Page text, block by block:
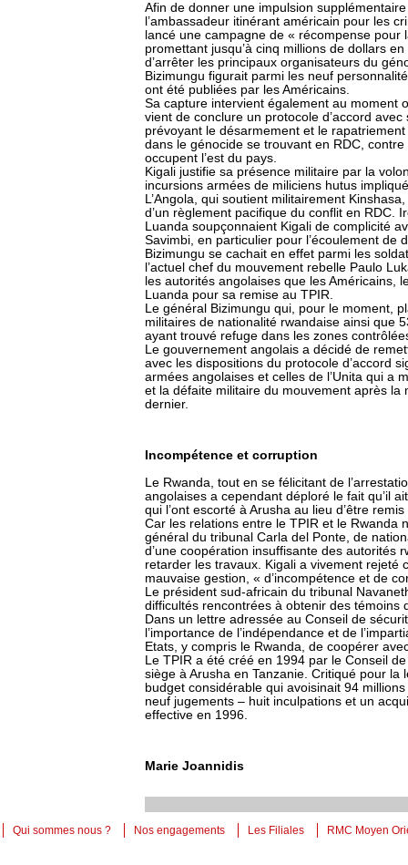
Afin de donner une impulsion
l’ambassadeur itinérant américain pour les
lancé une campagne de « récompense pour
promettant jusqu’à cinq millions de dollars
d’arrêter les principaux organisateurs du
Bizimungu figurait parmi les neuf
ont été publiées par les Américains.
Sa capture intervient également au moment
vient de conclure un protocole d’accord
prévoyant le désarmement et le
dans le génocide se trouvant en RDC,
occupent l’est du pays.
Kigali justifie sa présence militaire par la
incursions armées de miliciens hutus
L’Angola, qui soutient militairement
d’un règlement pacifique du conflit en RDC.
Luanda soupçonnaient Kigali de complicité
Savimbi, en particulier pour l’écoulement de
Bizimungu se cachait en effet parmi les
l’actuel chef du mouvement rebelle Paulo
les autorités angolaises que les Américains,
Luanda pour sa remise au TPIR.
Le général Bizimungu qui, pour le moment,
militaires de nationalité rwandaise ainsi que
ayant trouvé refuge dans les zones
Le gouvernement angolais a décidé de
avec les dispositions du protocole d’accord
armées angolaises et celles de l’Unita qui a
et la défaite militaire du mouvement après la
dernier.
Incompétence et corruption
Le Rwanda, tout en se félicitant de
angolaises a cependant déploré le fait qu’il
qui l’ont escorté à Arusha au lieu d’être
Car les relations entre le TPIR et le Rwanda
général du tribunal Carla del Ponte, de
d’une coopération insuffisante des autorités
retarder les travaux. Kigali a vivement rejeté
mauvaise gestion, « d’incompétence et de
Le président sud-africain du tribunal
difficultés rencontrées à obtenir des témoins
Dans un lettre adressée au Conseil de
l’importance de l’indépendance et de
Etats, y compris le Rwanda, de coopérer
Le TPIR a été créé en 1994 par le Conseil
siège à Arusha en Tanzanie. Critiqué pour la
budget considérable qui avoisinait 94
neuf jugements – huit inculpations et un
effective en 1996.
Marie Joannidis
Qui sommes nous ? Nos engagements Les Filiales RMC Moyen